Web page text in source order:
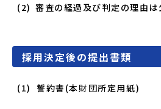
審査の経過及び判定の理由は
採用決定後の提出書類
誓約書(本財団所定用紙)